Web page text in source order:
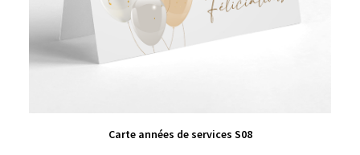
VIEW PRODUCT
Carte années de services S08